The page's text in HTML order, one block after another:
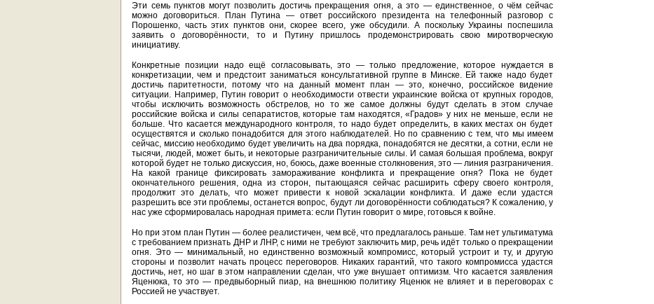
Эти семь пунктов могут позволить достичь прекращения огня, а это — единственное, о чём сейчас
можно договориться. План Путина — ответ российского президента на телефонный разговор с
Порошенко, часть этих пунктов они, скорее всего, уже обсудили. А поскольку Украины поспешила
заявить о договорённости, то и Путину пришлось продемонстрировать свою миротворческую
инициативу.
Конкретные позиции надо ещё согласовывать, это — только предложение, которое нуждается в
конкретизации, чем и предстоит заниматься консультативной группе в Минске. Ей также надо будет
достичь паритетности, потому что на данный момент план — это, конечно, российское видение
ситуации. Например, Путин говорит о необходимости отвести украинские войска от крупных городов,
чтобы исключить возможность обстрелов, но то же самое должны будут сделать в этом случае
российские войска и силы сепаратистов, которые там находятся, «Градов» у них не меньше, если не
больше. Что касается международного контроля, то надо будет определить, в каких местах он будет
осуществятся и сколько понадобится для этого наблюдателей. Но по сравнению с тем, что мы имеем
сейчас, миссию необходимо будет увеличить на два порядка, понадобятся не десятки, а сотни, если не
тысячи, людей, может быть, и некоторые разграничительные силы. И самая большая проблема, вокруг
которой будет не только дискуссия, но, боюсь, даже военные столкновения, это — линия разграничения.
На какой границе фиксировать замораживание конфликта и прекращение огня? Пока не будет
окончательного решения, одна из сторон, пытающаяся сейчас расширить сферу своего контроля,
продолжит это делать, что может привести к новой эскалации конфликта. И даже если удастся
разрешить все эти проблемы, останется вопрос, будут ли договорённости соблюдаться? К сожалению, у
нас уже сформировалась народная примета: если Путин говорит о мире, готовься к войне.
Но при этом план Путин — более реалистичен, чем всё, что предлагалось раньше. Там нет ультиматума
с требованием признать ДНР и ЛНР, с ними не требуют заключить мир, речь идёт только о прекращении
огня. Это — минимальный, но единственно возможный компромисс, который устроит и ту, и другую
стороны и позволит начать процесс переговоров. Никаких гарантий, что такого компромисса удастся
достичь, нет, но шаг в этом направлении сделан, что уже внушает оптимизм. Что касается заявления
Яценюка, то это — предвыборный пиар, на внешнюю политику Яценюк не влияет и в переговорах с
Россией не участвует.